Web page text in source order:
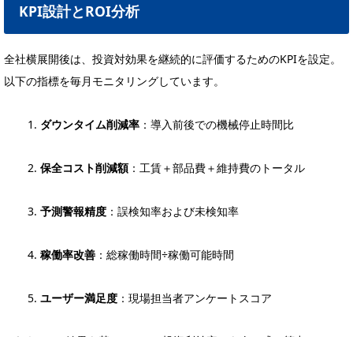
KPI設計とROI分析
全社横展開後は、投資対効果を継続的に評価するためのKPIを設定。
以下の指標を毎月モニタリングしています。
ダウンタイム削減率 ：導入前後での機械停止時間比
保全コスト削減額：工賃＋部品費＋維持費のトータル
予測警報精度 ：誤検知率および未検知率
稼働率改善 ：総稼働時間÷稼働可能時間
ユーザー満足度 ：現場担当者アンケートスコア